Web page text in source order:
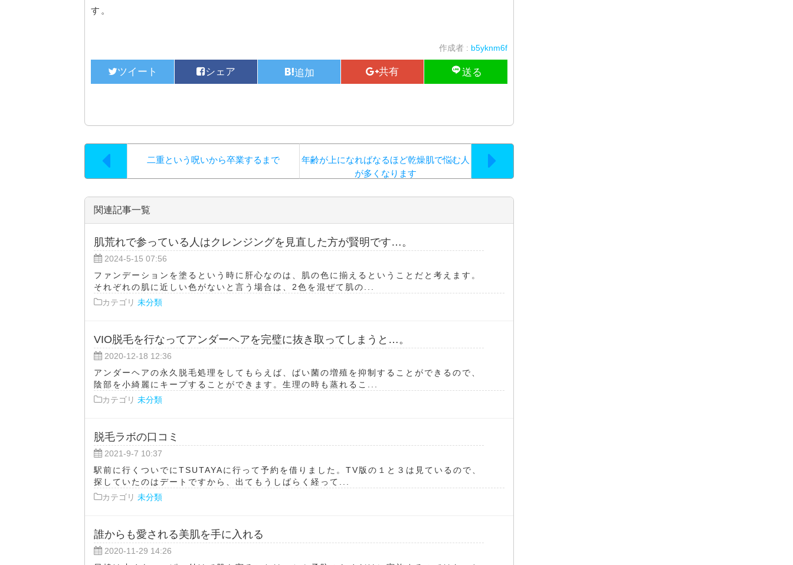
す。
作成者 : b5yknm6f
二重という呪いから卒業するまで
年齢が上になればなるほど乾燥肌で悩む人
が多くなります
関連記事一覧
肌荒れで参っている人はクレンジングを見直した方が賢明です…。
2024-5-15 07:56
ファンデーションを塗るという時に肝心なのは、肌の色に揃えるということだと考えます。
それぞれの肌に近しい色がないと言う場合は、2色を混ぜて肌の...
カテゴリ 未分類
VIO脱毛を行なってアンダーヘアを完璧に抜き取ってしまうと…。
2020-12-18 12:36
アンダーヘアの永久脱毛処理をしてもらえば、ばい菌の増殖を抑制することができるので、
陰部を小綺麗にキープすることができます。生理の時も蒸れるこ...
カテゴリ 未分類
脱毛ラボの口コミ
2021-9-7 10:37
駅前に行くついでにTSUTAYAに行って予約を借りました。TV版の１と３は見ているので、
探していたのはデートですから、出てもうしばらく経って...
カテゴリ 未分類
誰からも愛される美肌を手に入れる
2020-11-29 14:26